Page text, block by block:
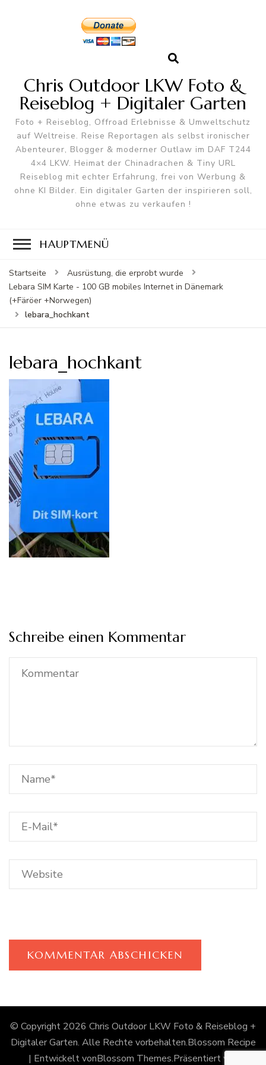
Chris Outdoor LKW Foto &
Reiseblog + Digitaler Garten
Foto + Reiseblog, Offroad Erlebnisse & Umweltschutz
auf Weltreise. Reise Reportagen als selbst ironischer
Abenteurer, Blogger & moderner Outlaw im DAF T244
4×4 LKW. Heimat der Chinadrachen & Tiny URL
Reiseblog mit echter Erfahrung, frei von Werbung &
ohne KI Bilder. Ein digitaler Garten der inspirieren soll,
ohne etwas zu verkaufen !
HAUPTMENÜ
Startseite
Ausrüstung, die erprobt wurde
Lebara SIM Karte - 100 GB mobiles Internet in Dänemark
(+Färöer +Norwegen)
lebara_hochkant
lebara_hochkant
Schreibe einen Kommentar
© Copyright 2026 Chris Outdoor LKW Foto & Reiseblog +
Digitaler Garten. Alle Rechte vorbehalten.Blossom Recipe
| Entwickelt vonBlossom Themes.Präsentiert von